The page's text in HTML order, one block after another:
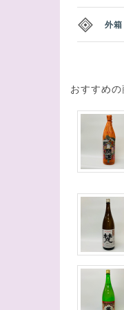
外
おすすめの